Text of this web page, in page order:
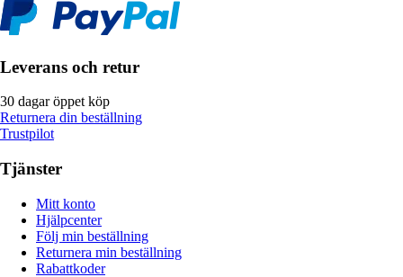
Leverans och retur
30 dagar öppet köp
Returnera din beställning
Trustpilot
Tjänster
Mitt konto
Hjälpcenter
Följ min beställning
Returnera min beställning
Rabattkoder